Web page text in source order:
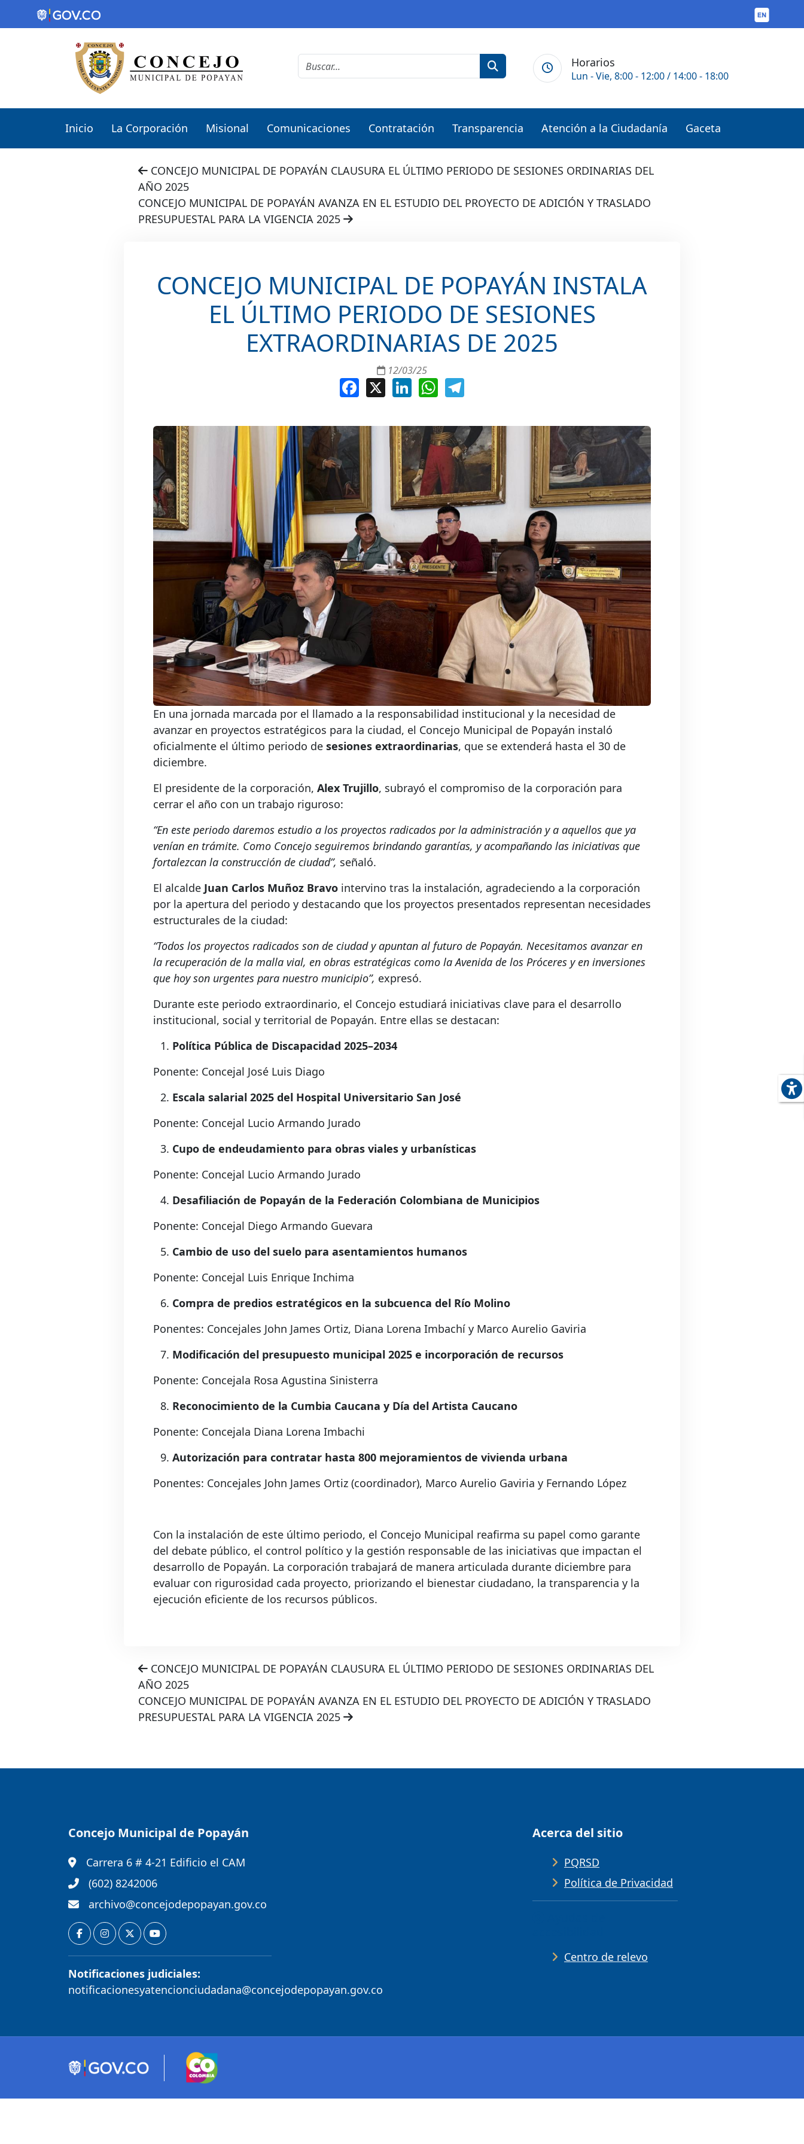
Horarios
Lun - Vie, 8:00 - 12:00 / 14:00 - 18:00
Inicio La Corporación Misional Comunicaciones Contratación Transparencia Atención a la Ciudadanía Gaceta
CONCEJO MUNICIPAL DE POPAYÁN CLAUSURA EL ÚLTIMO PERIODO DE SESIONES ORDINARIAS DEL
AÑO 2025
CONCEJO MUNICIPAL DE POPAYÁN AVANZA EN EL ESTUDIO DEL PROYECTO DE ADICIÓN Y TRASLADO
PRESUPUESTAL PARA LA VIGENCIA 2025
CONCEJO MUNICIPAL DE POPAYÁN INSTALA
EL ÚLTIMO PERIODO DE SESIONES
EXTRAORDINARIAS DE 2025
12/03/25
Facebook LinkedInWhatsApp
En una jornada marcada por el llamado a la responsabilidad institucional y la necesidad de
avanzar en proyectos estratégicos para la ciudad, el Concejo Municipal de Popayán instaló
oficialmente el último periodo de sesiones extraordinarias, que se extenderá hasta el 30 de
diciembre.
El presidente de la corporación, Alex Trujillo, subrayó el compromiso de la corporación para
cerrar el año con un trabajo riguroso:
“En este periodo daremos estudio a los proyectos radicados por la administración y a aquellos que ya
venían en trámite. Como Concejo seguiremos brindando garantías, y acompañando las iniciativas que
fortalezcan la construcción de ciudad”, señaló.
El alcalde Juan Carlos Muñoz Bravo intervino tras la instalación, agradeciendo a la corporación
por la apertura del periodo y destacando que los proyectos presentados representan necesidades
estructurales de la ciudad:
“Todos los proyectos radicados son de ciudad y apuntan al futuro de Popayán. Necesitamos avanzar en
la recuperación de la malla vial, en obras estratégicas como la Avenida de los Próceres y en inversiones
que hoy son urgentes para nuestro municipio”, expresó.
Durante este periodo extraordinario, el Concejo estudiará iniciativas clave para el desarrollo
institucional, social y territorial de Popayán. Entre ellas se destacan:
Política Pública de Discapacidad 2025–2034
Ponente: Concejal José Luis Diago
Escala salarial 2025 del Hospital Universitario San José
Ponente: Concejal Lucio Armando Jurado
Cupo de endeudamiento para obras viales y urbanísticas
Ponente: Concejal Lucio Armando Jurado
Desafiliación de Popayán de la Federación Colombiana de Municipios
Ponente: Concejal Diego Armando Guevara
Cambio de uso del suelo para asentamientos humanos
Ponente: Concejal Luis Enrique Inchima
Compra de predios estratégicos en la subcuenca del Río Molino
Ponentes: Concejales John James Ortiz, Diana Lorena Imbachí y Marco Aurelio Gaviria
Modificación del presupuesto municipal 2025 e incorporación de recursos
Ponente: Concejala Rosa Agustina Sinisterra
Reconocimiento de la Cumbia Caucana y Día del Artista Caucano
Ponente: Concejala Diana Lorena Imbachi
Autorización para contratar hasta 800 mejoramientos de vivienda urbana
Ponentes: Concejales John James Ortiz (coordinador), Marco Aurelio Gaviria y Fernando López
Con la instalación de este último periodo, el Concejo Municipal reafirma su papel como garante
del debate público, el control político y la gestión responsable de las iniciativas que impactan el
desarrollo de Popayán. La corporación trabajará de manera articulada durante diciembre para
evaluar con rigurosidad cada proyecto, priorizando el bienestar ciudadano, la transparencia y la
ejecución eficiente de los recursos públicos.
CONCEJO MUNICIPAL DE POPAYÁN CLAUSURA EL ÚLTIMO PERIODO DE SESIONES ORDINARIAS DEL
AÑO 2025
CONCEJO MUNICIPAL DE POPAYÁN AVANZA EN EL ESTUDIO DEL PROYECTO DE ADICIÓN Y TRASLADO
PRESUPUESTAL PARA LA VIGENCIA 2025
Concejo Municipal de Popayán
Carrera 6 # 4-21 Edificio el CAM
(602) 8242006
archivo@concejodepopayan.gov.co
Notificaciones judiciales:
notificacionesyatencionciudadana@concejodepopayan.gov.co
Acerca del sitio
PQRSD
Política de Privacidad
Centro de relevo